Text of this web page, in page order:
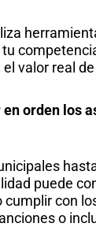
valor real
en orden los
puede
cumplir con
o